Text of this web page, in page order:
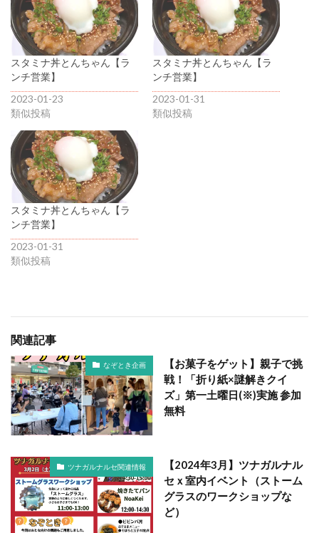
スタミナ丼とんちゃん【ラ
ンチ営業】
2023-01-23
類似投稿
スタミナ丼とんちゃん【ラ
ンチ営業】
2023-01-31
類似投稿
スタミナ丼とんちゃん【ラ
ンチ営業】
2023-01-31
類似投稿
関連記事
なぞとき企画
【お菓子をゲット】親子で挑
戦！「折り紙×謎解きクイ
ズ」第一土曜日(※)実施 参加
無料
ツナガルナルセ関連情報
【2024年3月】ツナガルナル
セｘ室内イベント（ストーム
グラスのワークショップな
ど）